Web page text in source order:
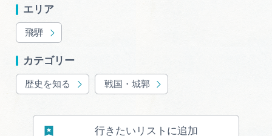
岐阜県アウトドア観光キャンペーン
岐阜県観光データベース
エリア
飛騨
カテゴリー
歴史を知る 戦国・城郭
行きたいリストに追加